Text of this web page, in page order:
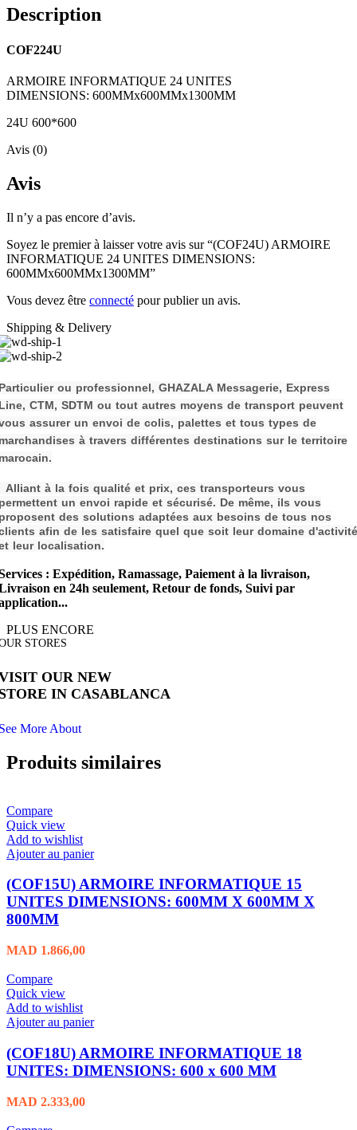
Description
COF224U
ARMOIRE INFORMATIQUE 24 UNITES
DIMENSIONS: 600MMx600MMx1300MM
24U 600*600
Avis (0)
Avis
Il n’y a pas encore d’avis.
Soyez le premier à laisser votre avis sur “(COF24U) ARMOIRE
INFORMATIQUE 24 UNITES DIMENSIONS:
600MMx600MMx1300MM”
Vous devez être connecté pour publier un avis.
Shipping & Delivery
articulier ou professionnel, GHAZALA Messagerie, Express
CTM, SDTM ou tout autres moyens de transport peuvent
assurer un envoi de colis, palettes et tous types de
archandises à travers différentes destinations sur le territoire
à la fois qualité et prix, ces transporteurs vous
un envoi rapide et sécurisé. De même, ils vous
des solutions adaptées aux besoins de tous nos
afin de les satisfaire quel que soit leur domaine d'activité
leur localisation.
: Expédition, Ramassage, Paiement à la livraison,
en 24h seulement, Retour de fonds, Suivi par
PLUS ENCORE
STORES
OUR NEW
IN CASABLANCA
More About
Produits similaires
Compare
Quick view
Add to wishlist
Ajouter au panier
(COF15U) ARMOIRE INFORMATIQUE 15
UNITES DIMENSIONS: 600MM X 600MM X
800MM
MAD 1.866,00
Compare
Quick view
Add to wishlist
Ajouter au panier
(COF18U) ARMOIRE INFORMATIQUE 18
UNITES: DIMENSIONS: 600 x 600 MM
MAD 2.333,00